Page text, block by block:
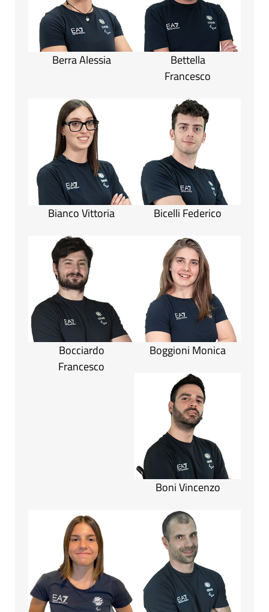
Berra Alessia
Bettella
Francesco
Bianco Vittoria Bicelli Federico
Bocciardo
Francesco
Boggioni Monica
Boni Vincenzo